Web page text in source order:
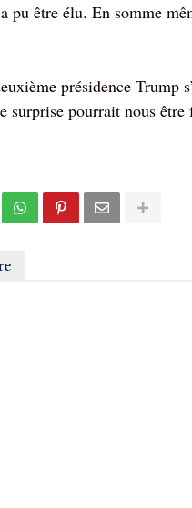
pu être élu. En somme
présidence Trump
surprise pourrait nous